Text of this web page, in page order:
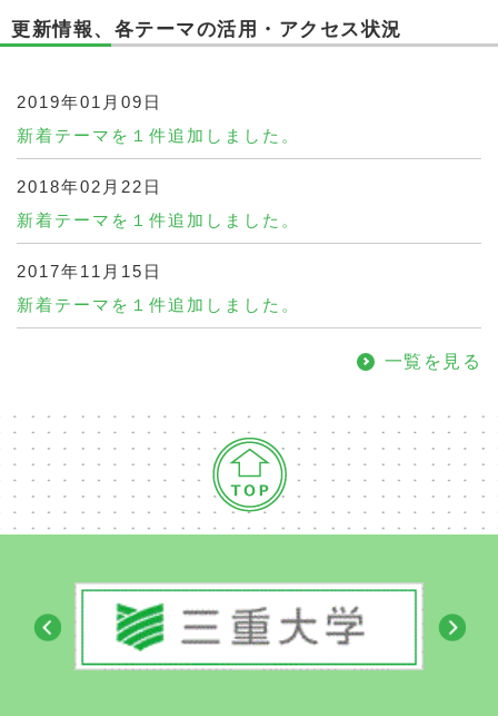
更新情報、各テーマの活用・アクセス状況
2019年01月09日
新着テーマを１件追加しました。
2018年02月22日
新着テーマを１件追加しました。
2017年11月15日
新着テーマを１件追加しました。
一覧を見る